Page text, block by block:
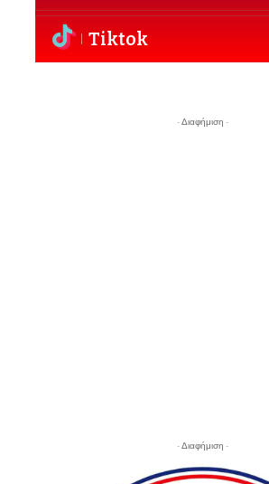
Tiktok
- Διαφήμιση -
- Διαφήμιση -